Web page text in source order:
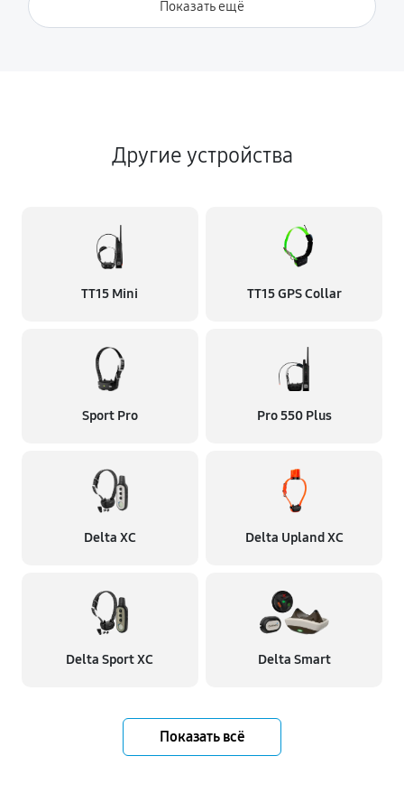
Показать ещё
Другие устройства
TT15 Mini TT15 GPS Collar
Sport Pro Pro 550 Plus
Delta XC Delta Upland XC
Delta Sport XC Delta Smart
Показать всё